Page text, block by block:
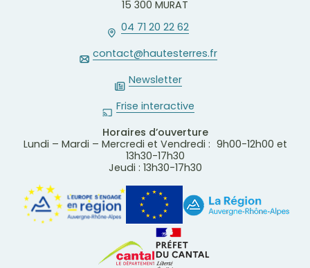
15 300 MURAT
04 71 20 22 62
contact@hautesterres.fr
Newsletter
Frise interactive
Horaires d’ouverture
Lundi – Mardi – Mercredi et Vendredi : 9h00-12h00 et
13h30-17h30
Jeudi : 13h30-17h30